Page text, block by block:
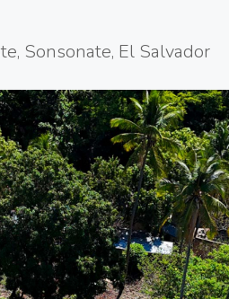
Sonsonate, El Salvador